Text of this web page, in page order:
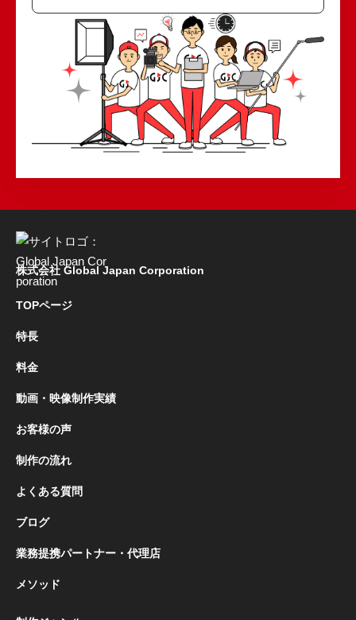
株式会社 Global Japan Corporation
TOPページ
特長
料金
動画・映像制作実績
お客様の声
制作の流れ
よくある質問
ブログ
業務提携パートナー・代理店
メソッド